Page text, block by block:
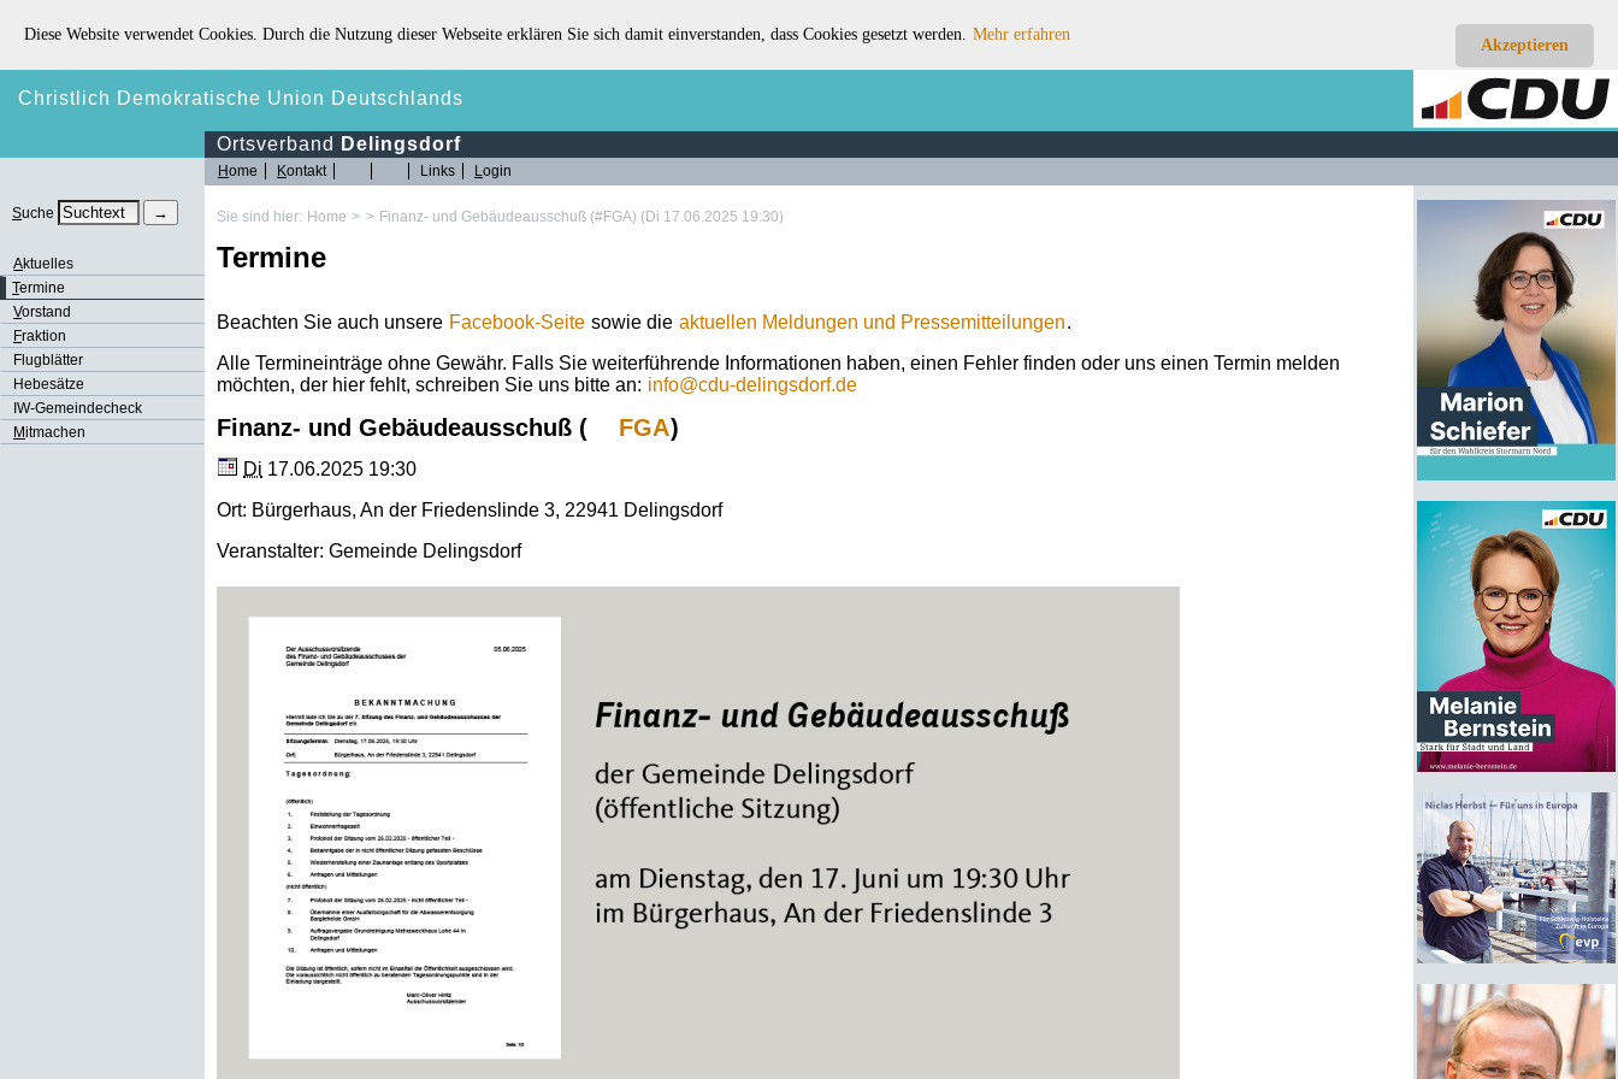
Akzeptieren
Diese Website verwendet Cookies. Durch die Nutzung dieser Webseite erklären Sie sich damit einverstanden, dass Cookies gesetzt werden. Mehr erfahren
Christlich Demokratische Union Deutschlands
Ortsverband Delingsdorf
Suche
Aktuelles
Termine
Vorstand
Fraktion
Flugblätter
Hebesätze
IW-Gemeindecheck
Mitmachen
Home Kontakt Links Login
Sie sind hier: Home > > Finanz- und Gebäudeausschuß (#FGA) (Di 17.06.2025 19:30)
Termine
Beachten Sie auch unsere Facebook-Seite sowie die aktuellen Meldungen und Pressemitteilungen.
Alle Termineinträge ohne Gewähr. Falls Sie weiterführende Informationen haben, einen Fehler finden oder uns einen Termin melden
möchten, der hier fehlt, schreiben Sie uns bitte an: info@cdu-delingsdorf.de
Finanz- und Gebäudeausschuß ( FGA)
Di 17.06.2025 19:30
Ort: Bürgerhaus, An der Friedenslinde 3, 22941 Delingsdorf
Veranstalter: Gemeinde Delingsdorf